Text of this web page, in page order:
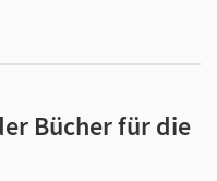
Bücher für die